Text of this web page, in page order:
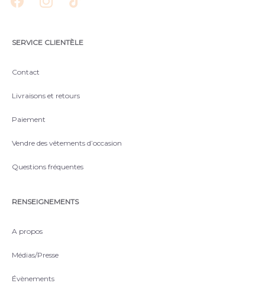
SERVICE CLIENTÈLE
Contact
Livraisons et retours
Paiement
Vendre des vêtements d’occasion
Questions fréquentes
RENSEIGNEMENTS
A propos
Médias/Presse
Évènements